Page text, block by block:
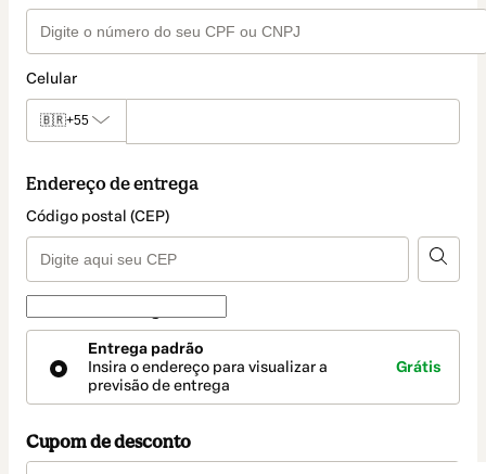
Celular
🇧🇷+55
Endereço de entrega
Código postal (CEP)
Forma
entrega
Entrega padrão
Insira o endereço para visualizar a
previsão de entrega
Grátis
Cupom de desconto